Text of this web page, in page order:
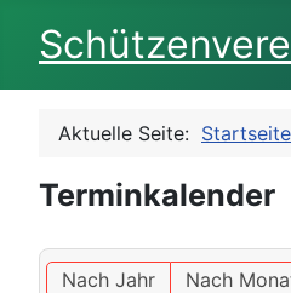
Aktuelle Seite: Startseite
Terminkalender
Nach Jahr Nach